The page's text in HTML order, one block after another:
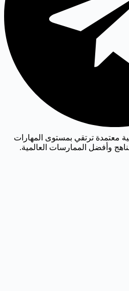
معتمدة ترتقي بمستوى المهارات
وأفضل الممارسات العالمية.